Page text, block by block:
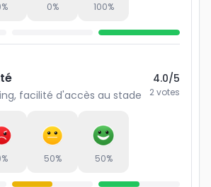
% 0% 100%
facilité d'accès au stade
4.0/5
2votes
% 50% 50%